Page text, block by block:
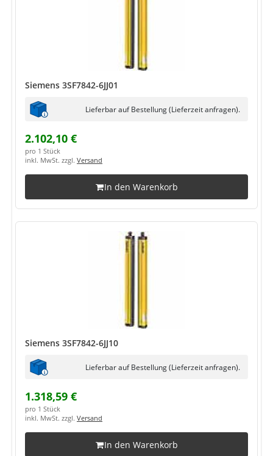
Siemens 3SF7842-6JJ01
Lieferbar auf Bestellung (Lieferzeit anfragen).
2.102,10 €
pro 1 Stück
inkl. MwSt. zzgl. Versand
In den Warenkorb
Siemens 3SF7842-6JJ10
Lieferbar auf Bestellung (Lieferzeit anfragen).
1.318,59 €
pro 1 Stück
inkl. MwSt. zzgl. Versand
In den Warenkorb